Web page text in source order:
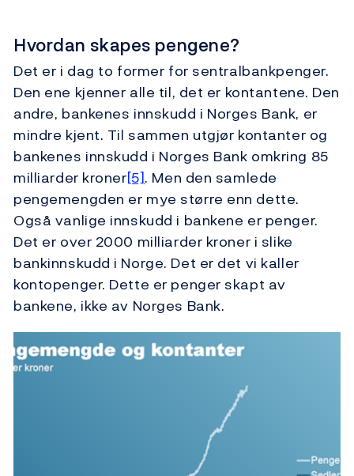
Hvordan skapes pengene?
Det er i dag to former for sentralbankpenger.
Den ene kjenner alle til, det er kontantene. Den
andre, bankenes innskudd i Norges Bank, er
mindre kjent. Til sammen utgjør kontanter og
bankenes innskudd i Norges Bank omkring 85
milliarder kroner[5]. Men den samlede
pengemengden er mye større enn dette.
Også vanlige innskudd i bankene er penger.
Det er over 2000 milliarder kroner i slike
bankinnskudd i Norge. Det er det vi kaller
kontopenger. Dette er penger skapt av
bankene, ikke av Norges Bank.